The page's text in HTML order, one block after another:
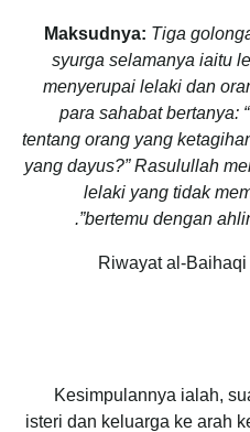
Maksudnya: Tiga
syurga selamanya iaitu
menyerupai lelaki dan
para sahabat bertanya:
tentang orang yang
yang dayus?” Rasulullah
lelaki yang tidak
bertemu dengan
Riwayat al-Baihaqi
Kesimpulannya ialah,
isteri dan keluarga ke arah